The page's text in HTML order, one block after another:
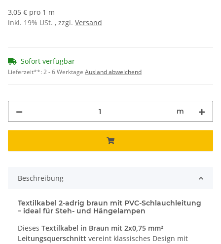
3,05 € pro 1 m
inkl. 19% USt. , zzgl. Versand
Sofort verfügbar
Lieferzeit**:2 - 6 Werktage Ausland abweichend
m
Beschreibung
Textilkabel 2-adrig braun mit PVC-Schlauchleitung
– ideal für Steh- und Hängelampen
Dieses Textilkabel in Braun mit 2x0,75 mm²
Leitungsquerschnitt vereint klassisches Design mit